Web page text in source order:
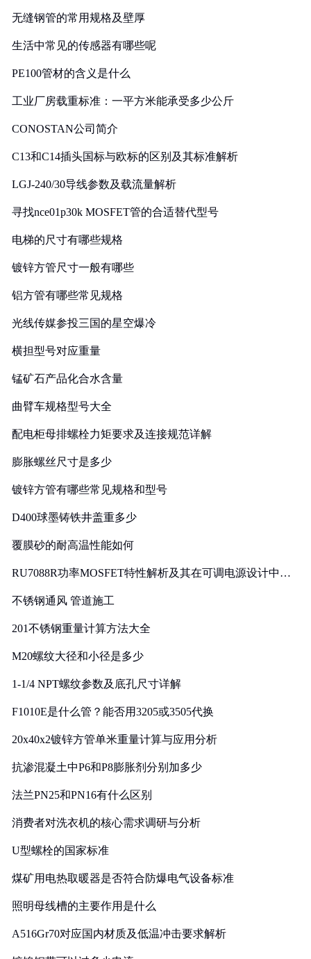
无缝钢管的常用规格及壁厚
生活中常见的传感器有哪些呢
PE100管材的含义是什么
工业厂房载重标准：一平方米能承受多少公斤
CONOSTAN公司简介
C13和C14插头国标与欧标的区别及其标准解析
LGJ-240/30导线参数及载流量解析
寻找nce01p30k MOSFET管的合适替代型号
电梯的尺寸有哪些规格
镀锌方管尺寸一般有哪些
铝方管有哪些常见规格
光线传媒参投三国的星空爆冷
横担型号对应重量
锰矿石产品化合水含量
曲臂车规格型号大全
配电柜母排螺栓力矩要求及连接规范详解
膨胀螺丝尺寸是多少
镀锌方管有哪些常见规格和型号
D400球墨铸铁井盖重多少
覆膜砂的耐高温性能如何
RU7088R功率MOSFET特性解析及其在可调电源设计中的
不锈钢通风 管道施工
201不锈钢重量计算方法大全
M20螺纹大径和小径是多少
1-1/4 NPT螺纹参数及底孔尺寸详解
F1010E是什么管？能否用3205或3505代换
20x40x2镀锌方管单米重量计算与应用分析
抗渗混凝土中P6和P8膨胀剂分别加多少
法兰PN25和PN16有什么区别
消费者对洗衣机的核心需求调研与分析
U型螺栓的国家标准
煤矿用电热取暖器是否符合防爆电气设备标准
照明母线槽的主要作用是什么
A516Gr70对应国内材质及低温冲击要求解析